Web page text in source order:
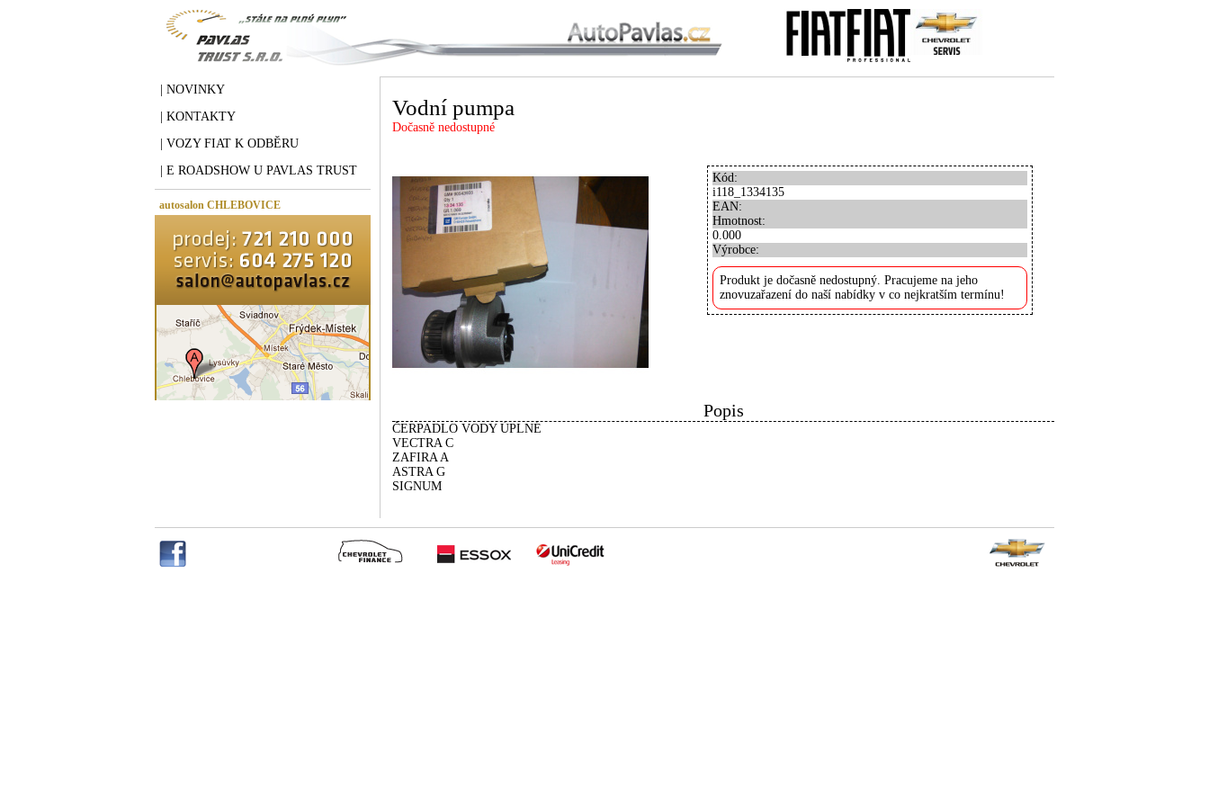
| NOVINKY
| KONTAKTY
| VOZY FIAT K ODBĚRU
| E ROADSHOW U PAVLAS TRUST
autosalon CHLEBOVICE
Vodní pumpa
Dočasně nedostupné
Kód:
i118_1334135
EAN:
Hmotnost:
0.000
Výrobce:
Produkt je dočasně nedostupný. Pracujeme na jeho
znovuzařazení do naší nabídky v co nejkratším termínu!
Popis
ČERPADLO VODY ÚPLNÉ
VECTRA C
ZAFIRA A
ASTRA G
SIGNUM